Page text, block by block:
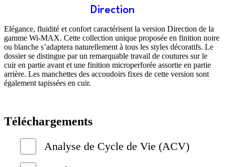
Direction
Elégance, fluidité et confort caractérisent la version Direction de la
gamme Wi-MAX. Cette collection unique proposée en finition noire
ou blanche s’adaptera naturellement à tous les styles décoratifs. Le
dossier se distingue par un remarquable travail de coutures sur le
cuir en partie avant et une finition microperforée assortie en partie
arrière. Les manchettes des accoudoirs fixes de cette version sont
également tapissées en cuir.
Téléchargements
Analyse de Cycle de Vie (ACV)